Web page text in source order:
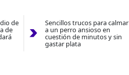
de
de
Sencillos trucos para calmar
a un perro ansioso en
cuestión de minutos y sin
gastar plata